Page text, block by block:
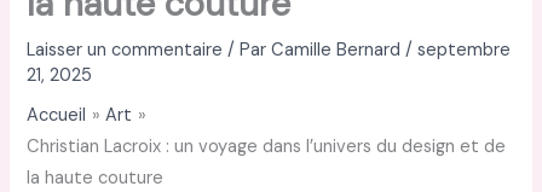
Laisser un commentaire / ParCamille Bernard/septembre
21, 2025
Accueil
Art
Christian Lacroix : un voyage dans l’univers du design et de
la haute couture